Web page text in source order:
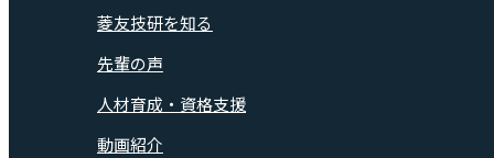
菱友技研を知る
先輩の声
人材育成・資格支援
動画紹介